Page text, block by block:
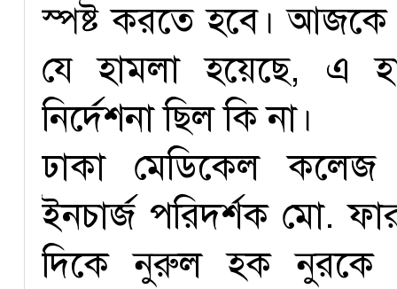
স্পষ্ট করতে হবে।
যে হামলা হয়েছে, এ
নির্দেশনা ছিল কি না।
ঢাকা মেডিকেল কলেজ
ইনচার্জ পরিদর্শক মো.
দিকে নুরুল হক নুরকে